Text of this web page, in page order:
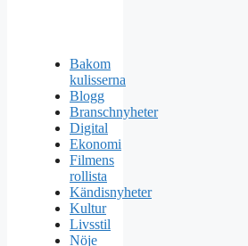
Bakom
kulisserna
Blogg
Branschnyheter
Digital
Ekonomi
Filmens
rollista
Kändisnyheter
Kultur
Livsstil
Nöje